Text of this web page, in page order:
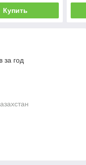
Купить
за год